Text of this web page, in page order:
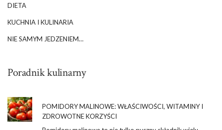
DIETA
KUCHNIA I KULINARIA
NIE SAMYM JEDZENIEM…
Poradnik kulinarny
POMIDORY MALINOWE: WŁAŚCIWOŚCI, WITAMINY I
ZDROWOTNE KORZYŚCI